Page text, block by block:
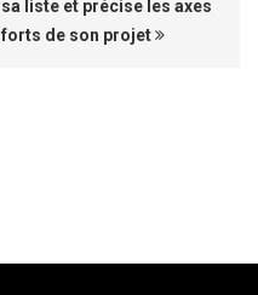
sa liste et précise les axes
forts de son projet